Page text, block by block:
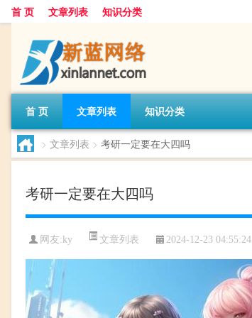
首 页 文章列表 知识分类
首 页 文章列表 知识分类
> 文章列表 > 考研一定要在大四吗
考研一定要在大四吗
网友: ky 文章列表 2024-12-23 04:55:24